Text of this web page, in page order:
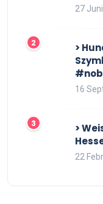
27
>
16
>
22